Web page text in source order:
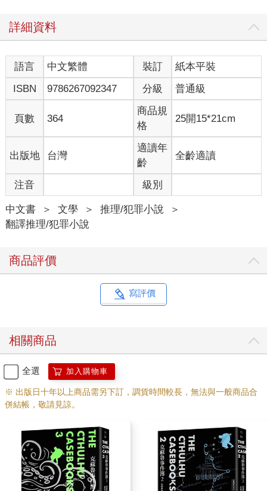
詳細資料
語言 中文繁體 裝訂
紙本平裝
ISBN
9786267092347 分級 普通級
頁數 364
商品規
格
25開15*21cm
出版地 台灣
適讀年
齡
全齡適讀
注音 級別
中文書 ＞ 文學 ＞ 推理/犯罪小說
＞
翻譯推理/犯罪小說
商品評價
寫評價
相關商品
全選 加入購物車
※ 出版日十年以上商品需另下訂，調貨時間較長，無法與一般商品合
併結帳，敬請見諒。